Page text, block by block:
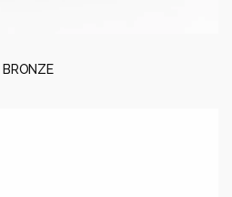
BRONZE